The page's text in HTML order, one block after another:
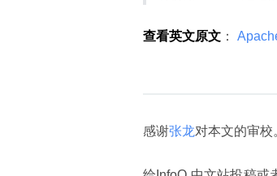
查看英文原文 ：
感谢张龙对本文的审校